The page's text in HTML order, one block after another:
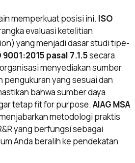
memperkuat posisi ini. ISO
evaluasi ketelitian
yang menjadi dasar studi tipe-
9001:2015 pasal 7.1.5secara
menyediakan sumber
pengukuran yang sesuai dan
bahwa sumber daya
tetap fit for purpose. AIAG MSA
metodologi praktis
yang berfungsi sebagai
Anda beralih ke pendekatan